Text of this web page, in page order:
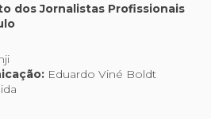
dos Jornalistas Profissionais
Eduardo Viné Boldt